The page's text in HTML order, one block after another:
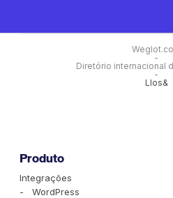
-
Diretório internacional
-
Llos&
Produto
Integrações
- WordPress